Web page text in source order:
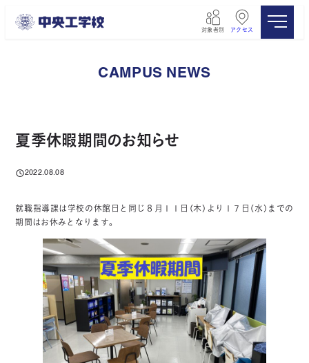
対象者別 アクセス
CAMPUS NEWS
夏季休暇期間のお知らせ
投稿日
2022.08.08
就職指導課は学校の休館日と同じ８月１１日（木）より１７日（水）までの
期間はお休みとなります。